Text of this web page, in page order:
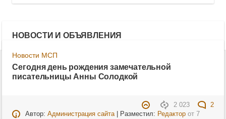
НОВОСТИ И ОБЪЯВЛЕНИЯ
Новости МСП
Сегодня день рождения замечательной
писательницы Анны Солодкой
2 023
2
Автор: Администрация сайта| Разместил: Редакторот 7